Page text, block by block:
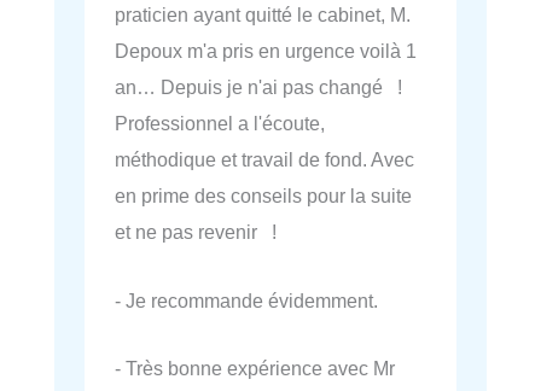
praticien ayant quitté le cabinet, M.
Depoux m'a pris en urgence voilà 1
an… Depuis je n'ai pas changé !
Professionnel a l'écoute,
méthodique et travail de fond. Avec
en prime des conseils pour la suite
et ne pas revenir !
- Je recommande évidemment.
- Très bonne expérience avec Mr